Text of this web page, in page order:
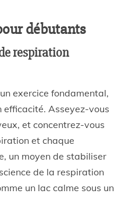
débutants
respiration
exercice fondamental,
efficacité. Asseyez-vous
et concentrez-vous
et chaque
un moyen de stabiliser
de la respiration
un lac calme sous un